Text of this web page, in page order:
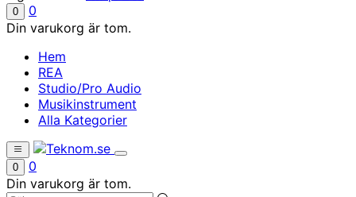
0
0
Din varukorg är tom.
Hem
REA
Studio/Pro Audio
Musikinstrument
Alla Kategorier
0
0
Din varukorg är tom.